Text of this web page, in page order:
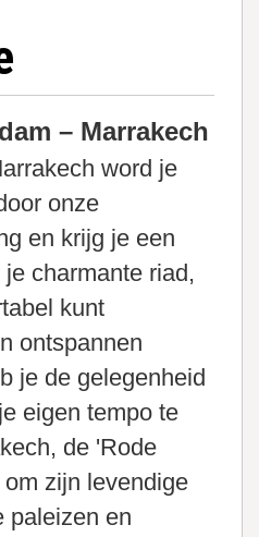
– Marrakech
word je
onze
en krijg je een
charmante riad,
kunt
ontspannen
je de gelegenheid
eigen tempo te
de 'Rode
zijn levendige
paleizen en